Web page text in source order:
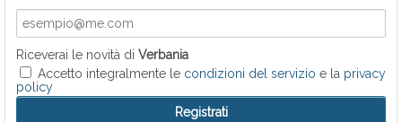
Riceverai le novità di Verbania
Accetto integralmente le condizioni del servizio e la privacy
policy